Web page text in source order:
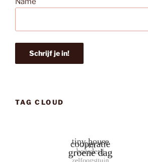
TAG CLOUD